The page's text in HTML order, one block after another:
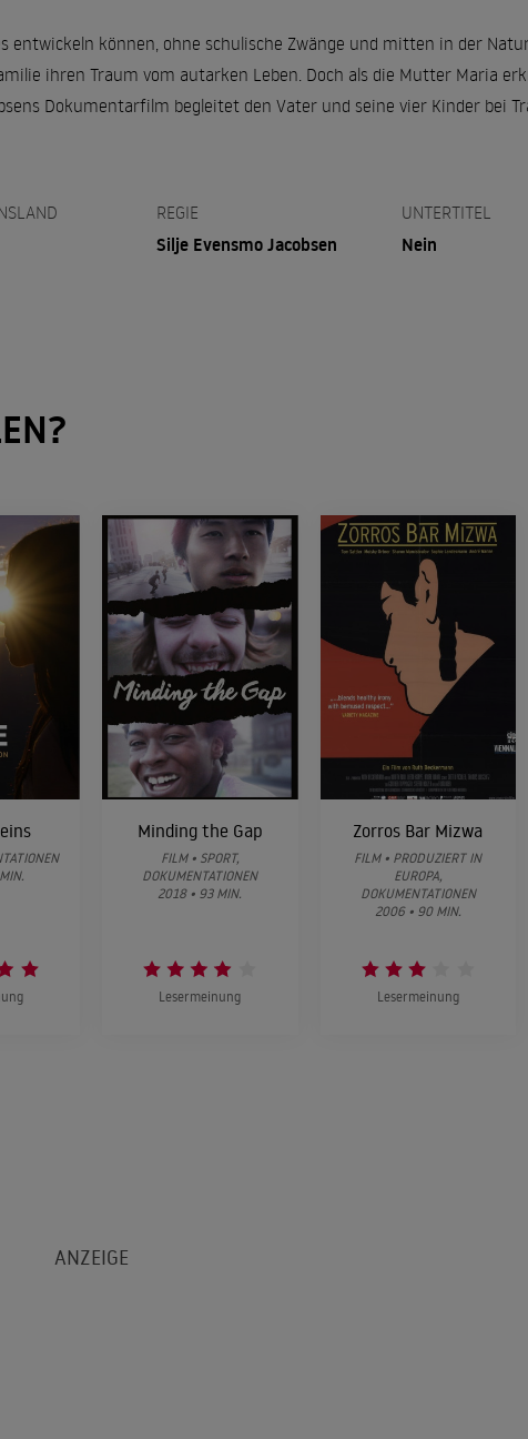
entwickeln können, ohne schulische Zwänge und mitten in der
ihren Traum vom autarken Leben. Doch als die Mutter Maria
Dokumentarfilm begleitet den Vater und seine vier Kinder bei
REGIE
Silje Evensmo Jacobsen
UNTERTITEL
Nein
Minding the Gap
FILM • SPORT,
DOKUMENTATIONEN
2018 • 93 MIN.
Lesermeinung
Zorros Bar Mizwa
FILM • PRODUZIERT IN
EUROPA,
DOKUMENTATIONEN
2006 • 90 MIN.
Lesermeinung